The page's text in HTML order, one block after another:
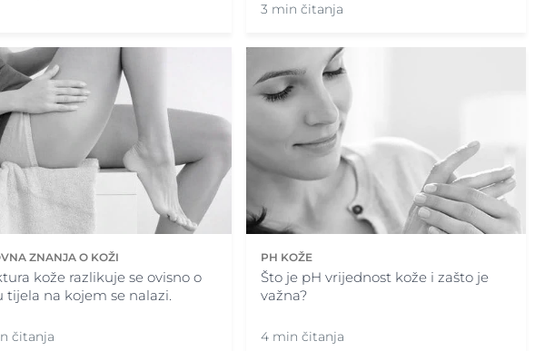
3 min čitanja
ZNANJA O KOŽI
kože razlikuje se ovisno o
tijela na kojem se nalazi.
čitanja
PH KOŽE
Što je pH vrijednost kože i zašto je
važna?
4 min čitanja